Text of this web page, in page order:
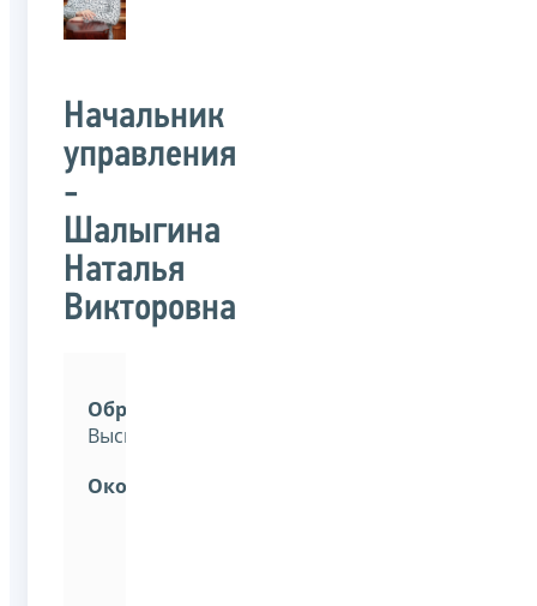
Начальник
управления
-
Шалыгина
Наталья
Викторовна
Образование:
Высшее.
Окончила: